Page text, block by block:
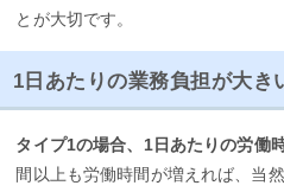
とが大切です。
1日あたりの業務負担が大き
タイプ1の場合、1日あたりの労働
間以上も労働時間が増えれば、当